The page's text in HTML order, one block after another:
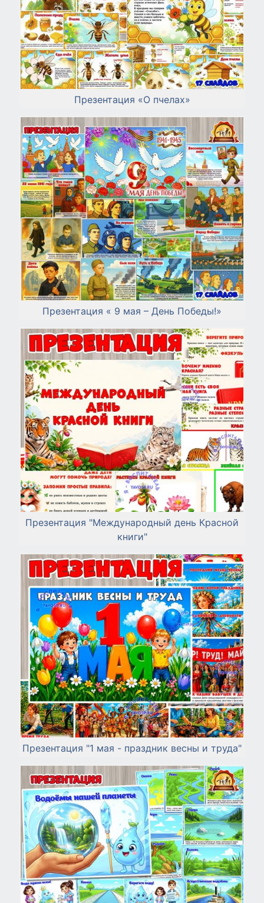
Презентация «О пчелах»
Презентация « 9 мая – День Победы!»
Презентация "Международный день Красной
книги"
Презентация "1 мая - праздник весны и труда"